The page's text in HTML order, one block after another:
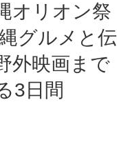
オリオン祭
グルメと伝
外映画まで
3日間